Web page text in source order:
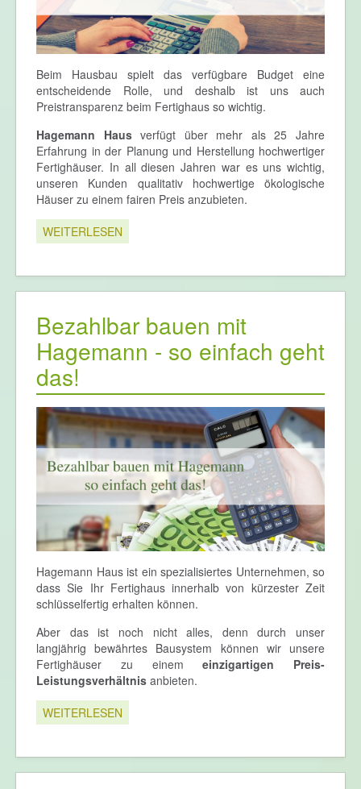
Beim Hausbau spielt das verfügbare Budget eine
entscheidende Rolle, und deshalb ist uns auch
Preistransparenz beim Fertighaus so wichtig.
Hagemann Hausverfügt über mehr als 25 Jahre
Erfahrung in der Planung und Herstellung hochwertiger
Fertighäuser. In all diesen Jahren war es uns wichtig,
unseren Kunden qualitativ hochwertige ökologische
Häuser zu einem fairen Preis anzubieten.
WEITERLESEN
Bezahlbar bauen mit
Hagemann - so einfach geht
das!
Hagemann Haus ist ein spezialisiertes Unternehmen, so
dass Sie Ihr Fertighaus innerhalb von kürzester Zeit
schlüsselfertig erhalten können.
Aber das ist noch nicht alles, denn durch unser
langjährig bewährtes Bausystem können wir unsere
Fertighäuser zu einemeinzigartigen Preis-
Leistungsverhältnis anbieten.
WEITERLESEN